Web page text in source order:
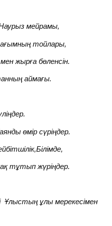
мейрамы,
тойлары,
бөленсін.
аймағы.
сүріңдер.
жүріңдер.
Ұлыстың ұлы мерекесімен